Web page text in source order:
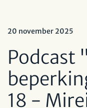
20 november 2025
Podcast
18 -